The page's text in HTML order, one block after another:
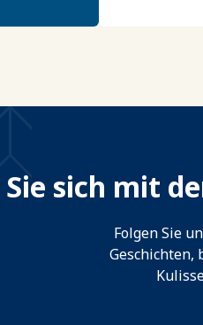
sich mit
Folgen Sie
Geschichten,